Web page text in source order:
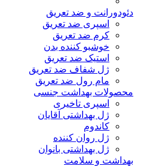
دئودورانت و ضد تعریق
اسپری ضد تعریق
کرم ضد تعریق
خوشبو کننده بدن
استیک ضد تعریق
ژل شفاف ضد تعریق
مام رول ضد تعریق
محصولات بهداشت جنسی
اسپری تاخیری
ژل بهداشتی آقایان
کاندوم
ژل روان کننده
ژل بهداشتی بانوان
بهداشت و سلامت